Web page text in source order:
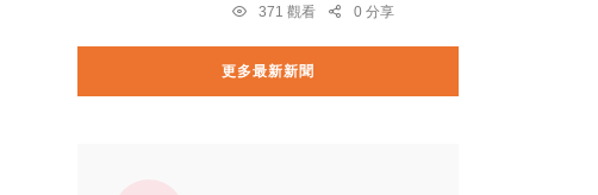
371 觀看
0 分享
更多最新新聞